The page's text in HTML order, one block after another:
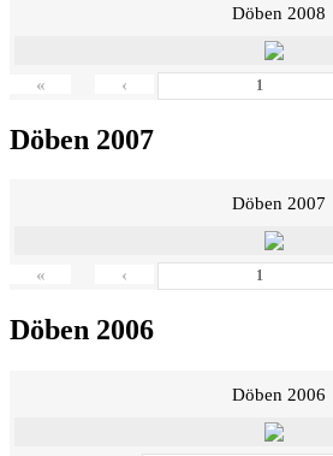
Döben 2008
« ‹
Döben 2007
Döben 2007
« ‹
Döben 2006
Döben 2006